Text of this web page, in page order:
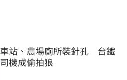
車站、農場廁所裝針孔　台鐵
司機成偷拍狼